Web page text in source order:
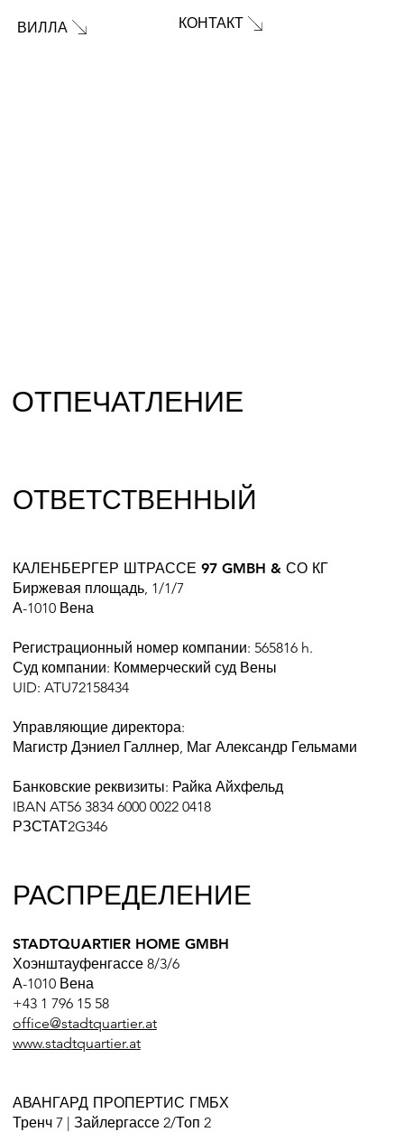
ВИЛЛА КОНТАКТ
ОТПЕЧАТЛЕНИЕ
ОТВЕТСТВЕННЫЙ
КАЛЕНБЕРГЕР ШТРАССЕ 97 GMBH & СО КГ
Биржевая площадь, 1/1/7
А-1010 Вена
Регистрационный номер компании: 565816 h.
Суд компании: Коммерческий суд Вены
UID: ATU72158434
Управляющие директора:
Магистр Дэниел Галлнер, Маг Александр Гельмами
Банковские реквизиты: Райка Айхфельд
IBAN AT56 3834 6000 0022 0418
РЗСТАТ2G346
РАСПРЕДЕЛЕНИЕ
STADTQUARTIER HOME GMBH
Хоэнштауфенгассе 8/3/6
А-1010 Вена
+43 1 796 15 58
office@stadtquartier.at
www.stadtquartier.at
АВАНГАРД ПРОПЕРТИС ГМБХ
Тренч 7 | Зайлергассе 2/Топ 2